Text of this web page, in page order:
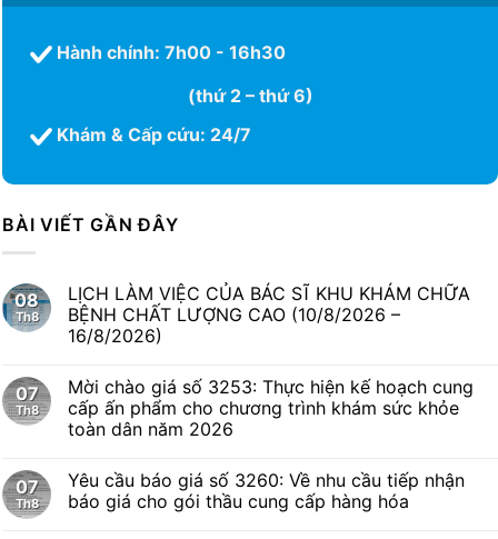
Hành chính: 7h00 - 16h30
(thứ 2 – thứ 6)
Khám & Cấp cứu: 24/7
BÀI VIẾT GẦN ĐÂY
08
Th8
LỊCH LÀM VIỆC CỦA BÁC SĨ KHU KHÁM CHỮA
BỆNH CHẤT LƯỢNG CAO (10/8/2026 –
16/8/2026)
07
Th8
Mời chào giá số 3253: Thực hiện kế hoạch cung
cấp ấn phẩm cho chương trình khám sức khỏe
toàn dân năm 2026
07
Th8
Yêu cầu báo giá số 3260: Về nhu cầu tiếp nhận
báo giá cho gói thầu cung cấp hàng hóa